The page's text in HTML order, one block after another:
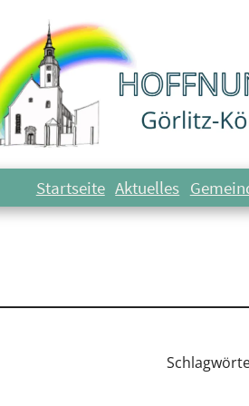
Startseite Aktuelles